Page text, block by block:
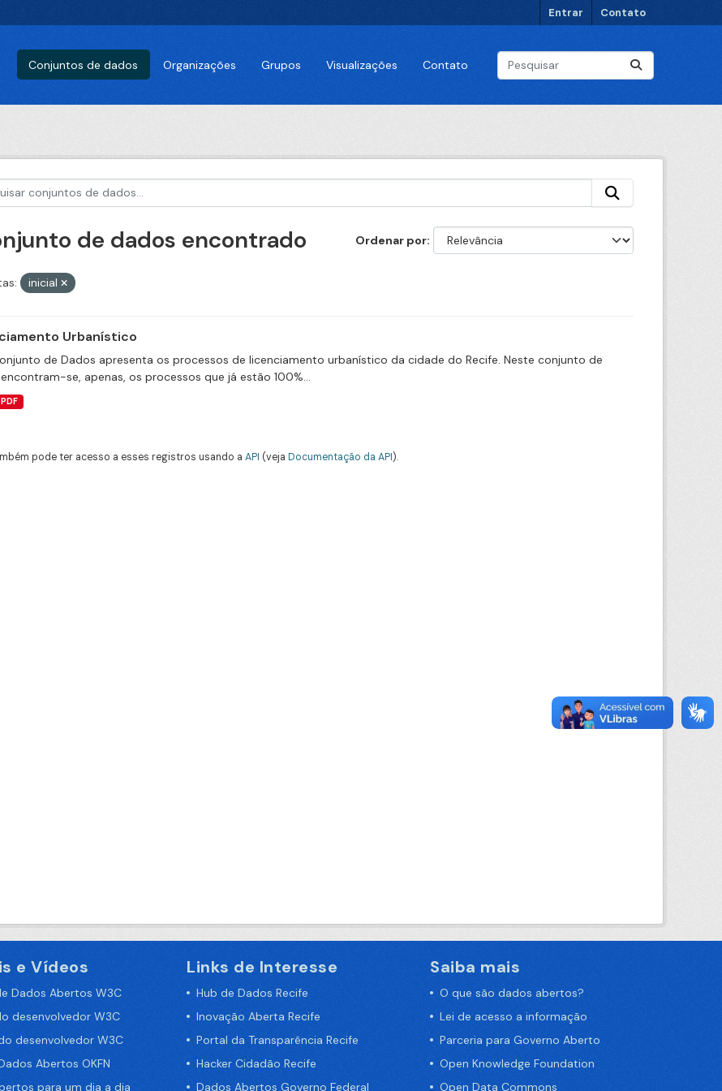
Entrar Contato
Conjuntos de dados Organizações Grupos Visualizações Contato
Ordenar por
de dados encontrado
inicial
Urbanístico
de Dados apresenta os processos de licenciamento urbanístico da cidade do Recife. Neste conjunto de
se, apenas, os processos que já estão 100%...
PDF
pode ter acesso a esses registros usando a API (veja Documentação da API).
e Vídeos
Dados Abertos W3C
desenvolvedor W3C
desenvolvedor W3C
Abertos OKFN
para um dia a dia
Links de Interesse
Hub de Dados Recife
Inovação Aberta Recife
Portal da Transparência Recife
Hacker Cidadão Recife
Dados Abertos Governo Federal
Saiba mais
O que são dados abertos?
Lei de acesso a informação
Parceria para Governo Aberto
Open Knowledge Foundation
Open Data Commons